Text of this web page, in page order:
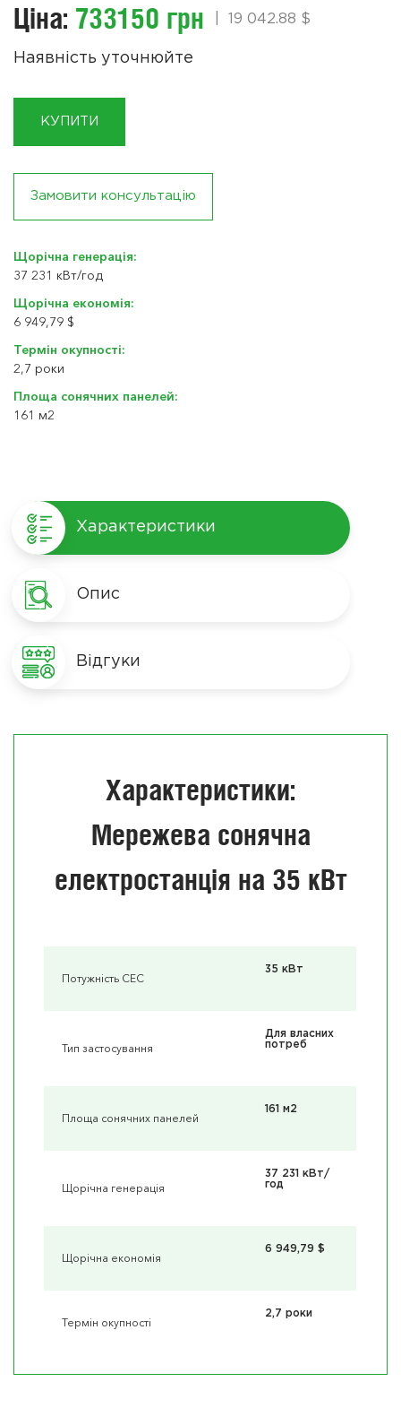
Ціна: 733150 грн 19 042.88 $
Наявність уточнюйте
КУПИТИ
Замовити консультацію
Щорічна генерація:
37 231 кBт/год
Щорічна економія:
6 949,79 $
Термін окупності:
2,7 роки
Площа сонячних панелей:
161 м2
Характеристики
Опис
Відгуки
Характеристики:
Мережева сонячна
електростанція на 35 кВт
Потужність СЕС
35 кВт
Тип застосування
Для власних
потреб
Площа сонячних панелей
161 м2
Щорічна генерація
37 231 кBт/
год
Щорічна економія
6 949,79 $
Термін окупності
2,7 роки